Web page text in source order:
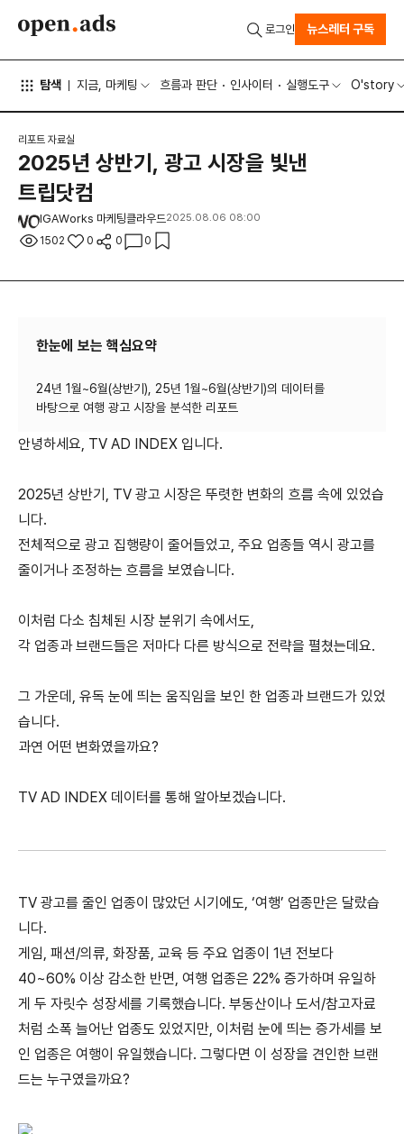
탐색 지금, 마케팅 흐름과 판단 인사이터 실행도구 O'story
로그인 뉴스레터 구독
리포트 자료실
2025년 상반기, 광고 시장을 빛낸
트립닷컴
IGAWorks 마케팅클라우드2025.08.06 08:00
1502 0 0 0
한눈에 보는 핵심요약
24년 1월~6월(상반기), 25년 1월~6월(상반기)의 데이터를
안녕하세요, TV AD INDEX 입니다.
2025년 상반기, TV 광고 시장은 뚜렷한 변화의 흐름 속에 있었습
니다.
전체적으로 광고 집행량이 줄어들었고, 주요 업종들 역시 광고를
줄이거나 조정하는 흐름을 보였습니다.
이처럼 다소 침체된 시장 분위기 속에서도,
각 업종과 브랜드들은 저마다 다른 방식으로 전략을 펼쳤는데요.
그 가운데, 유독 눈에 띄는 움직임을 보인 한 업종과 브랜드가 있었
습니다.
과연 어떤 변화였을까요?
TV AD INDEX 데이터를 통해 알아보겠습니다.
TV 광고를 줄인 업종이 많았던 시기에도, ‘여행’ 업종만은 달랐습
니다.
게임, 패션/의류, 화장품, 교육 등 주요 업종이 1년 전보다
40~60% 이상 감소한 반면, 여행 업종은 22% 증가하며 유일하
게 두 자릿수 성장세를 기록했습니다. 부동산이나 도서/참고자료
처럼 소폭 늘어난 업종도 있었지만, 이처럼 눈에 띄는 증가세를 보
인 업종은 여행이 유일했습니다. 그렇다면 이 성장을 견인한 브랜
드는 누구였을까요?